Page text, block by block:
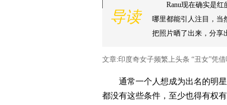
导读
Ranu现在确实是
哪里都能引人注目，当
把照片晒了出来，分享
文章:印度奇女子频繁上头条 “丑女”凭
通常一个人想成为出名的明
都没有这些条件，至少也得有权